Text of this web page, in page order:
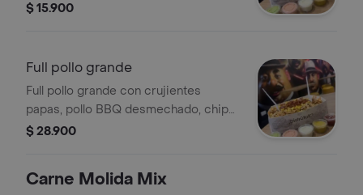
$ 15.900
Full pollo grande
Full pollo grande con crujientes
papas, pollo BBQ desmechado, chips
de tocineta y maíz dulce.
$ 28.900
Carne Molida Mix